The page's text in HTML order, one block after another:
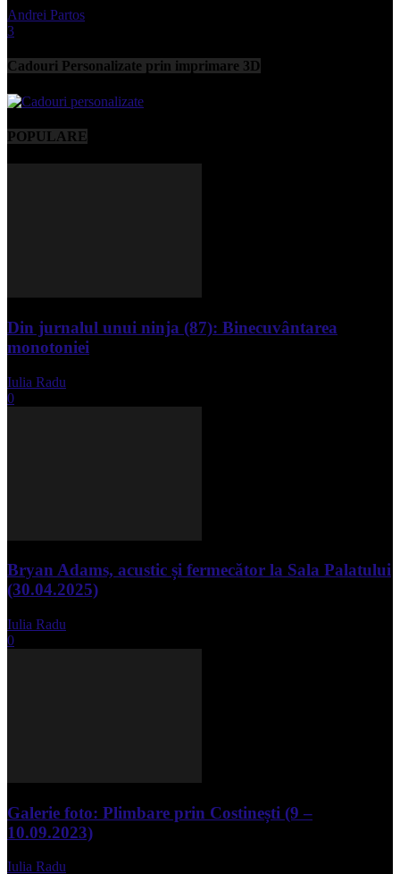
Andrei Partos
3
Cadouri Personalizate prin imprimare 3D
POPULARE
Din jurnalul unui ninja (87): Binecuvântarea
monotoniei
Iulia Radu
0
Bryan Adams, acustic și fermecător la Sala Palatului
(30.04.2025)
Iulia Radu
0
Galerie foto: Plimbare prin Costinești (9 –
10.09.2023)
Iulia Radu